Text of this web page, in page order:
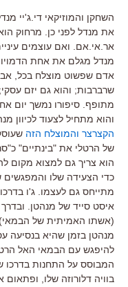
השחקן והמוזיקאי די.ג'יי
את מנדל לפני כן. מרחוק
אר.אי.אם. ואם עוצמים
מנדל מגלם את אחת
אדם שפשוט מוצלח בכל,
שרברבות; והוא גם יזם
מתופף. סיפורו נמשך יום
והוא מתחיל לצעוד לכיוון
הקצרצר והמוצלח הזה
של הרטלי את "בינתיים"
הוא צריך גם למצוא מקום
כדי הצעידה שלו והמפגשים
מתייחס גם לעצמו. ג'ו
איסט סייד של מנהטן.
(אשתו האמיתית של
מנהטן בזמן שהיא בנסיעה
להיפגש עם הבמאי האל
בוויה דלורוזה שלו,